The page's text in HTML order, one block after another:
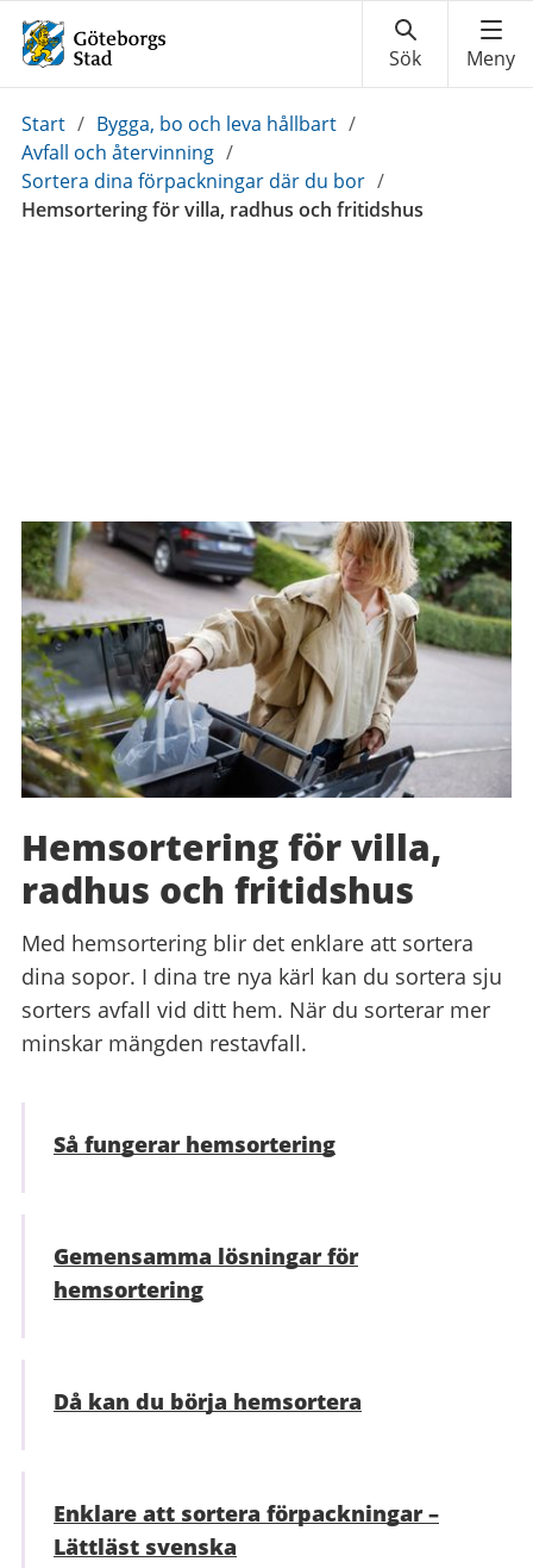
Du
är
här:
Start / Bygga, bo och leva hållbart /
Avfall och återvinning /
Sortera dina förpackningar där du bor /
Hemsortering för villa, radhus och fritidshus
Hemsortering för villa,
radhus och fritidshus
Med hemsortering blir det enklare att sortera
dina sopor. I dina tre nya kärl kan du sortera sju
sorters avfall vid ditt hem. När du sorterar mer
minskar mängden restavfall.
Så fungerar hemsortering
Gemensamma lösningar för
hemsortering
Då kan du börja hemsortera
Enklare att sortera förpackningar –
Lättläst svenska